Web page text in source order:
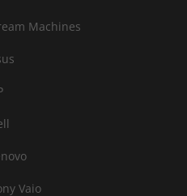
Machines
Vaio